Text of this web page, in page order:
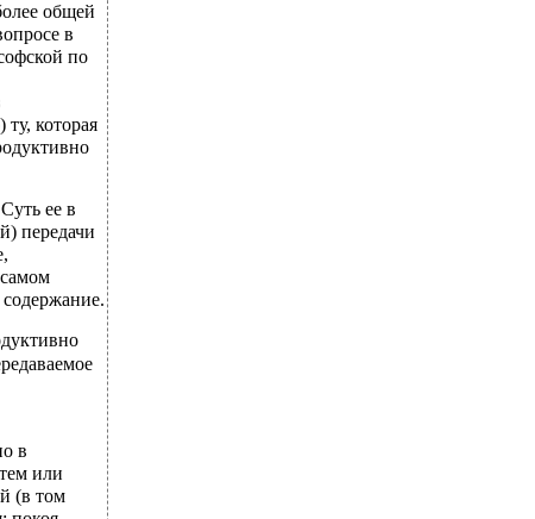
общей
в
по
которая
ее в
передачи
в
или
(в том